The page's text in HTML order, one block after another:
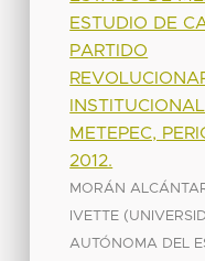
ESTUDIO DE
PARTIDO
METEPEC,
2012.
MORÁN
IVETTE (
AUTÓNOMA DEL